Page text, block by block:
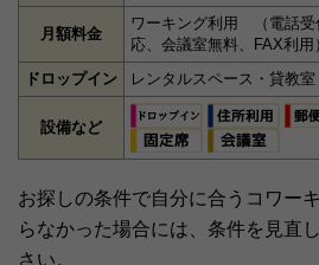
月額料金
ワーキング利用 （電話受
応、会議室無料、FAX利用
ドロップイン
レンタルスペース・貸教室
設備など
お探しの条件で自分に合うコワー
らなかった場合には、条件を見直
さい。